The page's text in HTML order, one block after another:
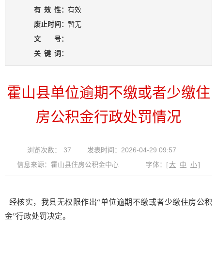
有 效 性： 有效
废止时间： 暂无
文 号：
关 键 词：
霍山县单位逾期不缴或者少缴住
房公积金行政处罚情况
浏览次数： 37
发表时间：2026-04-29 09:57
信息来源：霍山县住房公积金中心
字体： [大 中 小]
经核实，我县无权限作出“单位逾期不缴或者少缴住房公积
金”行政处罚决定。